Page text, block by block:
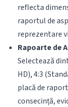
reflecta
raportul de
reprezentare
Rapoarte de
Selectează
HD), 4:3
placă de
consecință,